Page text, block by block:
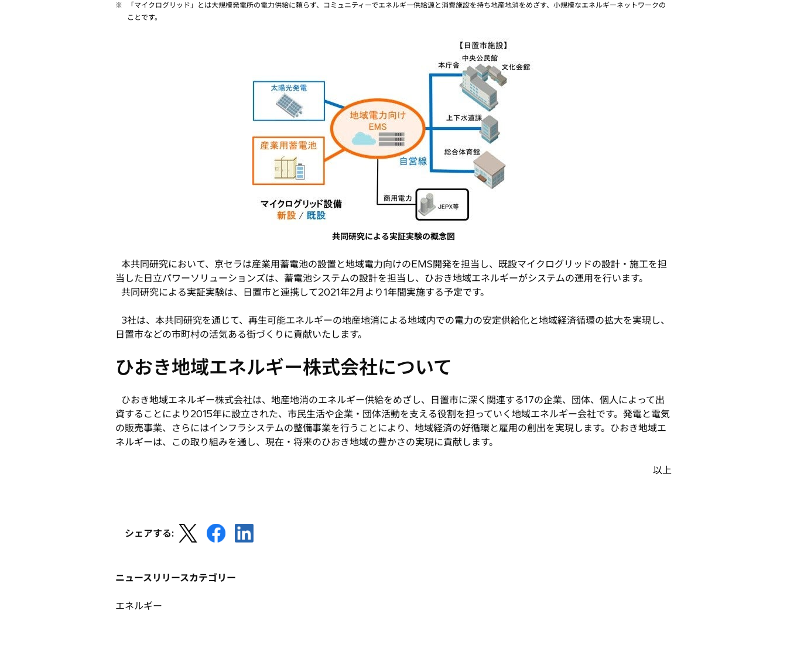
※
「マイクログリッド」とは大規模発電所の電力供給に頼らず、コミュニティーでエネルギー供給源と消費施設を持ち地産地消をめざす、小規模なエネルギーネットワークの
ことです。
共同研究による実証実験の概念図
本共同研究において、京セラは産業用蓄電池の設置と地域電力向けのEMS開発を担当し、既設マイクログリッドの設計・施工を担
当した日立パワーソリューションズは、蓄電池システムの設計を担当し、ひおき地域エネルギーがシステムの運用を行います。
共同研究による実証実験は、日置市と連携して2021年2月より1年間実施する予定です。
3社は、本共同研究を通じて、再生可能エネルギーの地産地消による地域内での電力の安定供給化と地域経済循環の拡大を実現し、
日置市などの市町村の活気ある街づくりに貢献いたします。
ひおき地域エネルギー株式会社について
ひおき地域エネルギー株式会社は、地産地消のエネルギー供給をめざし、日置市に深く関連する17の企業、団体、個人によって出
資することにより2015年に設立された、市民生活や企業・団体活動を支える役割を担っていく地域エネルギー会社です。発電と電気
の販売事業、さらにはインフラシステムの整備事業を行うことにより、地域経済の好循環と雇用の創出を実現します。ひおき地域エ
ネルギーは、この取り組みを通し、現在・将来のひおき地域の豊かさの実現に貢献します。
以上
シェアする:
し
タ
新
し
ニュースリリースカテゴリー
エネルギー